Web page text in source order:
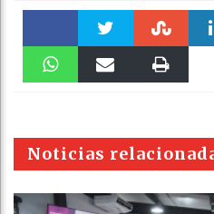
Faceboo Twitter Stumble
pt
Noticias